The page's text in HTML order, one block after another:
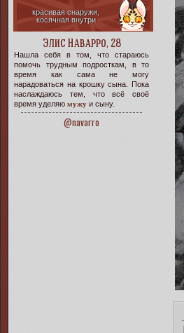
красивая снаружи,
косячная внутри
Элис Наварро, 28
Нашла себя в том, что стараюсь
помочь трудным подросткам, в то
время как сама не могу
нарадоваться на крошку сына. Пока
наслаждаюсь тем, что всё своё
время уделяю мужу и сыну.
@navarro